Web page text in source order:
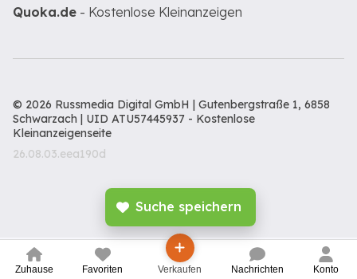
Suche speichern
Zuhause Favoriten Verkaufen Nachrichten Konto
Quoka.de - Kostenlose Kleinanzeigen
© 2026 Russmedia Digital GmbH | Gutenbergstraße 1, 6858
Schwarzach | UID ATU57445937 - Kostenlose
Kleinanzeigenseite
26.08.03.eea190d